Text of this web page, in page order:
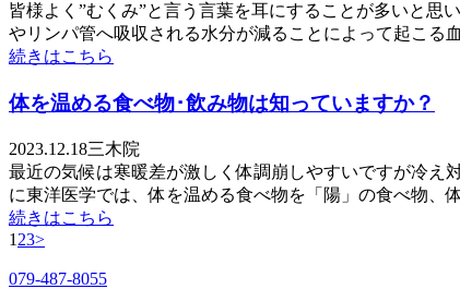
皆様よく”むくみ”と言う言葉を耳にすることが多いと
やリンパ管へ吸収される水分が減ることによって起こる
続きはこちら
体を温める食べ物･飲み物は知っていますか？
2023.12.18三木院
最近の気候は寒暖差が激しく体調崩しやすいですが冷え
に東洋医学では、体を温める食べ物を「陽」の食べ物、
続きはこちら
1 23>
079-487-8055